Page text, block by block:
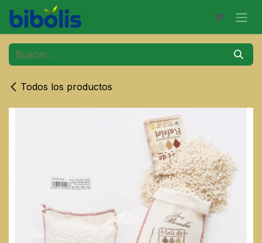
Ir al contenido
Todos los productos